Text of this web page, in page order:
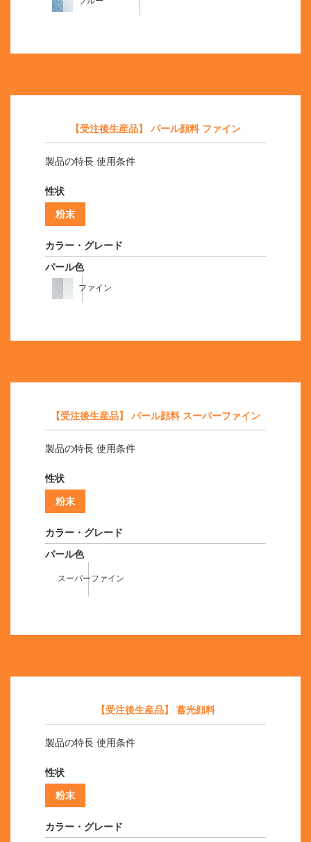
【受注後生産品】 パール顔料 ファイン
製品の特長 使用条件
性状
粉末
カラー・グレード
パール色
ファイン
【受注後生産品】 パール顔料 スーパーファイン
製品の特長 使用条件
性状
粉末
カラー・グレード
パール色
スーパーファイン
【受注後生産品】 蓄光顔料
製品の特長 使用条件
性状
粉末
カラー・グレード